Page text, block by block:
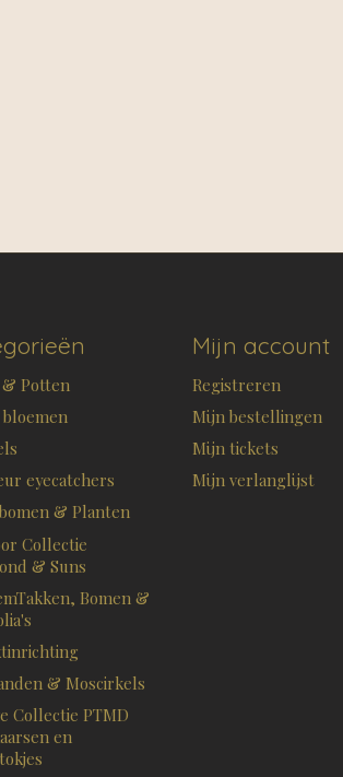
& Potten
eyecatchers
& Planten
Collectie
& Suns
Bomen &
& Moscirkels
Collectie PTMD
en
Mijn account
Registreren
Mijn bestellingen
Mijn tickets
Mijn verlanglijst